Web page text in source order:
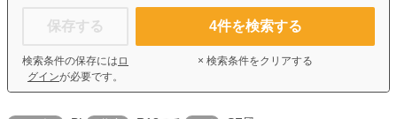
保存する
検索条件の保存には ロ
グインが必要です。
4件を検索する
× 検索条件をクリアする